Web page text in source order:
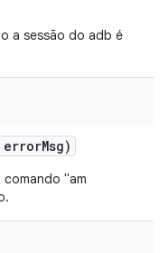
a sessão do adb é
Msg)
"am